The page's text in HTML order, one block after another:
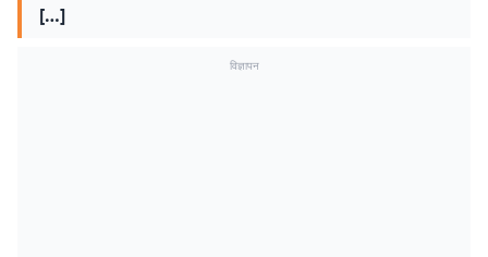
[…]
विज्ञापन